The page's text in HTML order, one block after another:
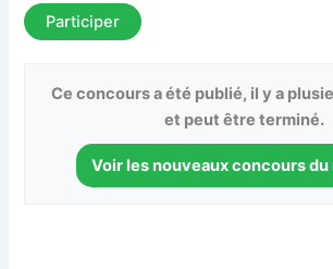
Participer
Ce concours a été publié, il y a
et peut être terminé.
Voir les nouveaux concours